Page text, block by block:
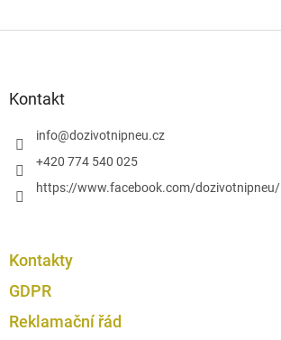
Kontakt
info@dozivotnipneu.cz
+420 774 540 025
https://www.facebook.com/dozivotnipneu/
Kontakty
GDPR
Reklamační řád